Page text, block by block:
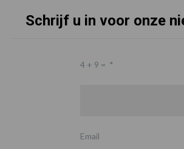
Schrijf u in voor onze
4 + 9 = *
Email